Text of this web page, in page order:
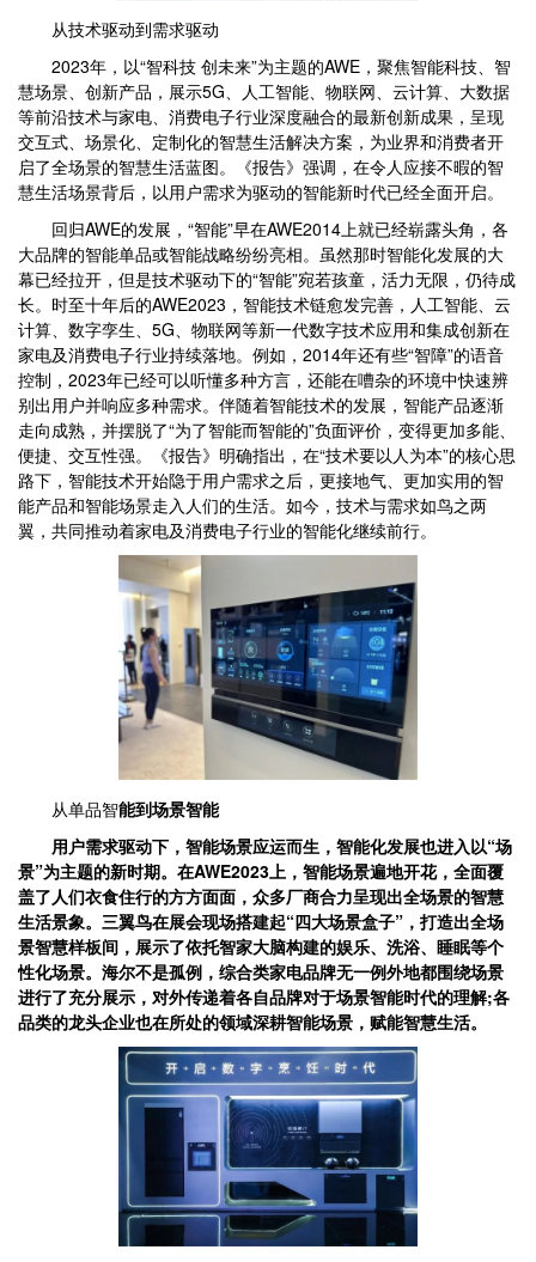
从技术驱动到需求驱动
2023年，以“智科技 创未来”为主题的AWE，聚焦智能科技、智
慧场景、创新产品，展示5G、人工智能、物联网、云计算、大数据
等前沿技术与家电、消费电子行业深度融合的最新创新成果，呈现
交互式、场景化、定制化的智慧生活解决方案，为业界和消费者开
启了全场景的智慧生活蓝图。《报告》强调，在令人应接不暇的智
慧生活场景背后，以用户需求为驱动的智能新时代已经全面开启。
回归AWE的发展，“智能”早在AWE2014上就已经崭露头角，各
大品牌的智能单品或智能战略纷纷亮相。虽然那时智能化发展的大
幕已经拉开，但是技术驱动下的“智能”宛若孩童，活力无限，仍待成
长。时至十年后的AWE2023，智能技术链愈发完善，人工智能、云
计算、数字孪生、5G、物联网等新一代数字技术应用和集成创新在
家电及消费电子行业持续落地。例如，2014年还有些“智障”的语音
控制，2023年已经可以听懂多种方言，还能在嘈杂的环境中快速辨
别出用户并响应多种需求。伴随着智能技术的发展，智能产品逐渐
走向成熟，并摆脱了“为了智能而智能的”负面评价，变得更加多能、
便捷、交互性强。《报告》明确指出，在“技术要以人为本”的核心思
路下，智能技术开始隐于用户需求之后，更接地气、更加实用的智
能产品和智能场景走入人们的生活。如今，技术与需求如鸟之两
翼，共同推动着家电及消费电子行业的智能化继续前行。
从单品智能到场景智能
用户需求驱动下，智能场景应运而生，智能化发展也进入以“场
景”为主题的新时期。在AWE2023上，智能场景遍地开花，全面覆
盖了人们衣食住行的方方面面，众多厂商合力呈现出全场景的智慧
生活景象。三翼鸟在展会现场搭建起“四大场景盒子”，打造出全场
景智慧样板间，展示了依托智家大脑构建的娱乐、洗浴、睡眠等个
性化场景。海尔不是孤例，综合类家电品牌无一例外地都围绕场景
进行了充分展示，对外传递着各自品牌对于场景智能时代的理解;各
品类的龙头企业也在所处的领域深耕智能场景，赋能智慧生活。